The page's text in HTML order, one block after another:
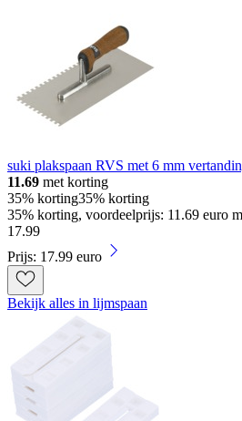
suki plakspaan RVS met 6 mm
11.69 met korting
35% korting35% korting
35% korting, voordeelprijs: 11.69 euro
17.99
Prijs: 17.99 euro
Bekijk alles in lijmspaan